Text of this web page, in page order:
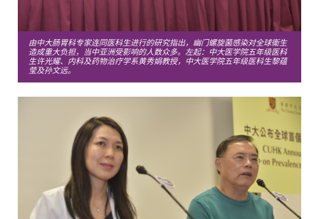
由中大肠胃科专家连同医科生进行的研究指出，幽门螺旋菌感染对全球衞生
造成重大负担，当中亚洲受影响的人数众多。左起：中大医学院五年级医科
生许光耀、内科及药物治疗学系黄秀娟教授，中大医学院五年级医科生黎蕴
莹及孙文远。